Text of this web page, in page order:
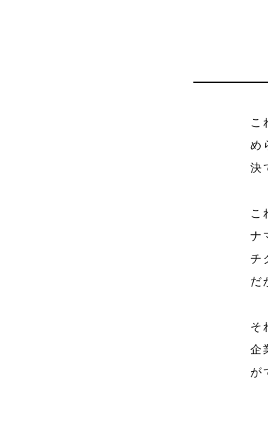
こ
め
決
こ
ナ
チ
だ
そ
企
が